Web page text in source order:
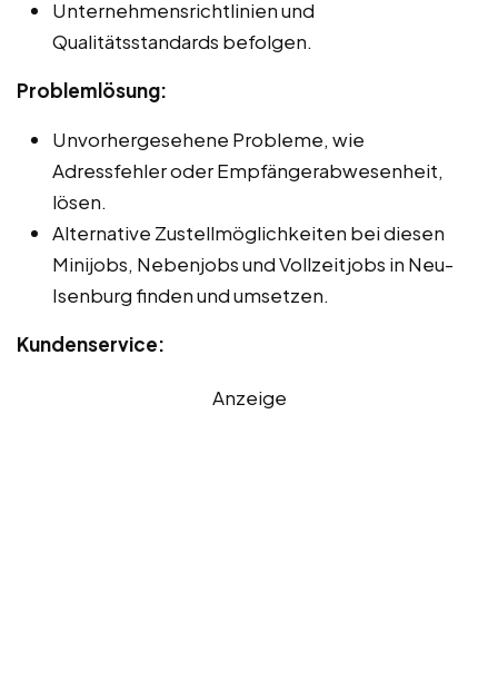
Unternehmensrichtlinien und
Qualitätsstandards befolgen.
Problemlösung:
Unvorhergesehene Probleme, wie
Adressfehler oder Empfängerabwesenheit,
lösen.
Alternative Zustellmöglichkeiten bei diesen
Minijobs, Nebenjobs und Vollzeitjobs in Neu-
Isenburg finden und umsetzen.
Kundenservice:
Anzeige